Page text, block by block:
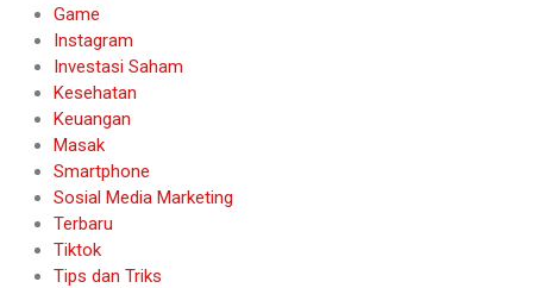
Game
Instagram
Investasi Saham
Kesehatan
Keuangan
Masak
Smartphone
Sosial Media Marketing
Terbaru
Tiktok
Tips dan Triks